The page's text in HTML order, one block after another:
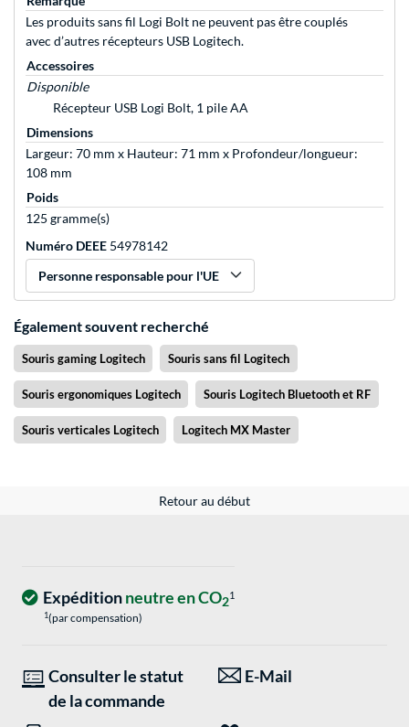
Les produits sans fil Logi Bolt ne peuvent pas être couplés
avec d’autres récepteurs USB Logitech.
Accessoires
Disponible
Récepteur USB Logi Bolt, 1 pile AA
Dimensions
Largeur: 70 mm x Hauteur: 71 mm x Profondeur/longueur:
108 mm
Poids
125 gramme(s)
Numéro DEEE 54978142
Personne responsable pour l'UE
Également souvent recherché
Souris gaming Logitech Souris sans fil Logitech
Souris ergonomiques Logitech Souris Logitech Bluetooth et RF
Souris verticales Logitech Logitech MX Master
Retour au début
Expéditionneutre en CO21
1(par compensation)
Consulter le statut
de la commande
E-Mail